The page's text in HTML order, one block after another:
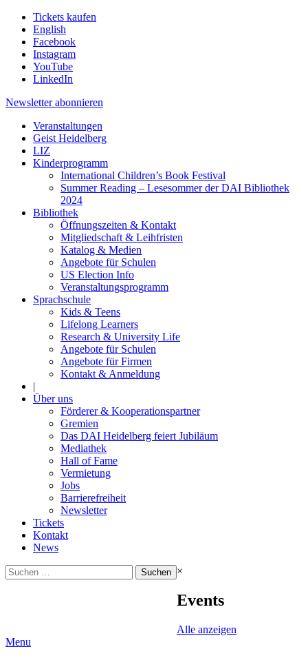
Tickets kaufen
English
Facebook
Instagram
YouTube
LinkedIn
Newsletter abonnieren
Veranstaltungen
Geist Heidelberg
LIZ
Kinderprogramm
International Children’s Book Festival
Summer Reading – Lesesommer der DAI Bibliothek
2024
Bibliothek
Öffnungszeiten & Kontakt
Mitgliedschaft & Leihfristen
Katalog & Medien
Angebote für Schulen
US Election Info
Veranstaltungsprogramm
Sprachschule
Kids & Teens
Lifelong Learners
Research & University Life
Angebote für Schulen
Angebote für Firmen
Kontakt & Anmeldung
|
Über uns
Förderer & Kooperationspartner
Gremien
Das DAI Heidelberg feiert Jubiläum
Mediathek
Hall of Fame
Vermietung
Jobs
Barrierefreiheit
Newsletter
Tickets
Kontakt
News
Suchen
nach:
×
Events
Alle anzeigen
Menu